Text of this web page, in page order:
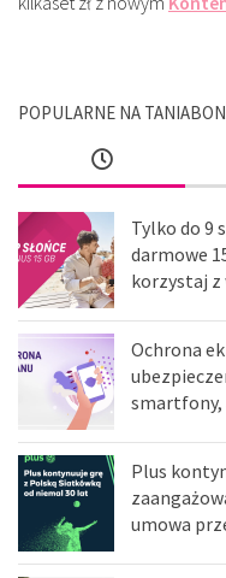
POPULARNE NA
Tylko do 9
darmowe
korzystaj z
Ochrona
Plus
umowa